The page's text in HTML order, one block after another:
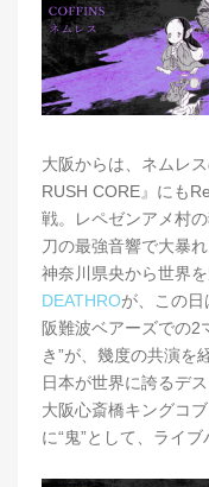
大阪からは、ネムレ
RUSH CORE』にも
戦。レペゼンアメ村
刀の最強音響で大暴れ
神奈川県央から世界
DEATHROが、この
阪難波ベアーズでの2
き”が、幾度の共演を
日本が世界に誇るデ
大阪心斎橋キングコ
に“鬼”として、ライ